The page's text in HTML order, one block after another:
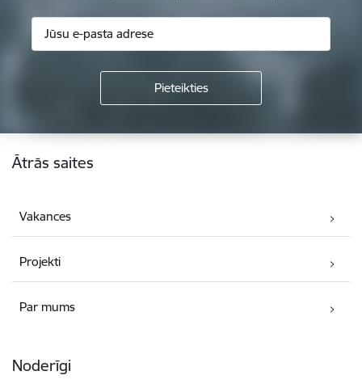
Kājene
Ātrās saites
Vakances
Projekti
Par mums
Noderīgi